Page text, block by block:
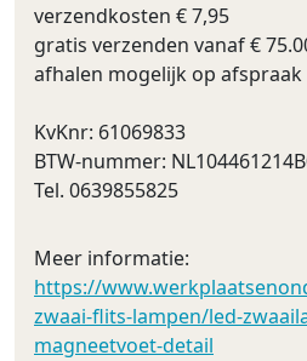
verzendkosten € 7,95
gratis verzenden vanaf €
afhalen mogelijk op afspraak
KvKnr: 61069833
BTW-nummer:
Tel. 0639855825
Meer informatie:
https://
zwaai-flits-lampen/led-
magneetvoet-detail